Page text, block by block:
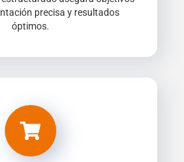
precisa y resultados
óptimos.